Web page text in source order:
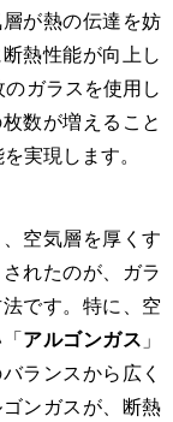
が熱の伝達を妨
熱性能が向上し
ガラスを使用し
数が増えること
実現します。
空気層を厚くす
れたのが、ガラ
です。特に、空
アルゴンガス 」
ランスから広く
ンガスが、断熱